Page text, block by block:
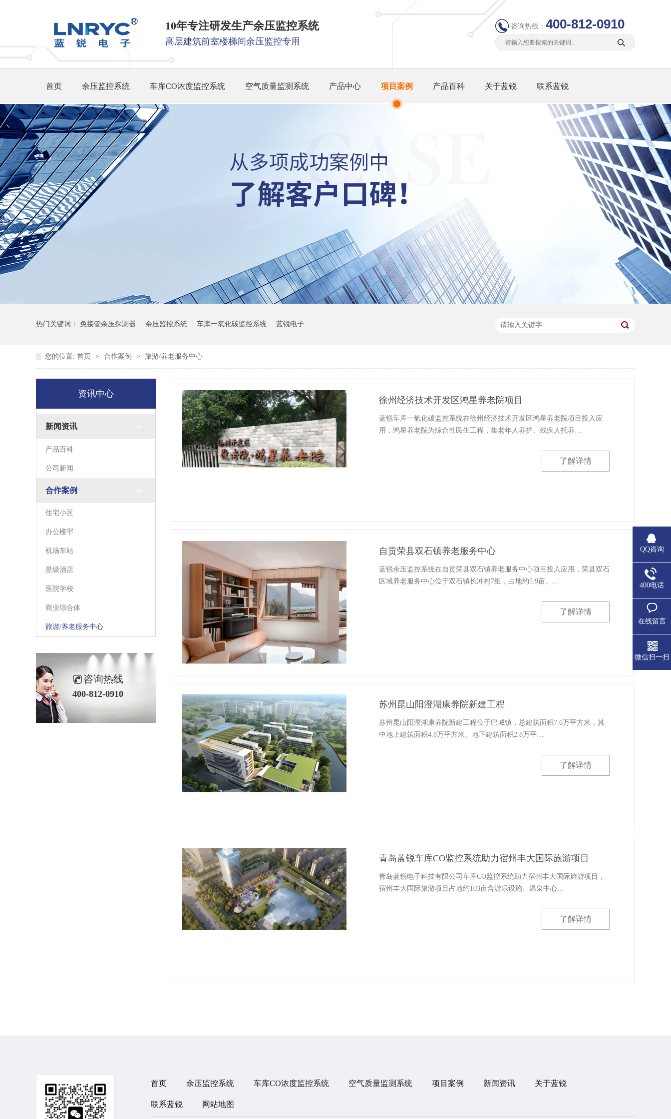
10年专注研发生产余压监控系统
高层建筑前室楼梯间余压监控专用
咨询热线： 400-812-0910
首页 余压监控系统 车库CO浓度监控系统 空气质量监测系统 产品中心 项目案例 产品百科 关于蓝锐 联系蓝锐
热门关键词： 免接管余压探测器 余压监控系统 车库一氧化碳监控系统 蓝锐电子
您的位置: 首页 > 合作案例 > 旅游/养老服务中心
资讯中心
新闻资讯
产品百科
公司新闻
合作案例
住宅小区
办公楼宇
机场车站
星级酒店
医院学校
商业综合体
旅游/养老服务中心
咨询热线
400-812-0910
徐州经济技术开发区鸿星养老院项目
蓝锐车库一氧化碳监控系统在徐州经济技术开发区鸿星养老院项目投入应
用，鸿星养老院为综合性民生工程，集老年人养护、残疾人托养…
了解详情
自贡荣县双石镇养老服务中心
蓝锐余压监控系统在自贡荣县双石镇养老服务中心项目投入应用，荣县双石
区域养老服务中心位于双石镇长冲村7组，占地约5.9亩。…
了解详情
苏州昆山阳澄湖康养院新建工程
苏州昆山阳澄湖康养院新建工程位于巴城镇，总建筑面积7.6万平方米，其
中地上建筑面积4.8万平方米、地下建筑面积2.8万平…
了解详情
青岛蓝锐车库CO监控系统助力宿州丰大国际旅游项目
青岛蓝锐电子科技有限公司车库CO监控系统助力宿州丰大国际旅游项目，
宿州丰大国际旅游项目占地约103亩含游乐设施、温泉中心…
了解详情
首页 余压监控系统 车库CO浓度监控系统 空气质量监测系统 项目案例 新闻资讯 关于蓝锐
联系蓝锐 网站地图
QQ咨询
400电话
在线留言
微信扫一扫